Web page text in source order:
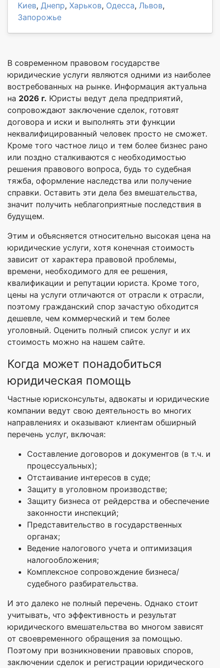
Киев, Днепр, Харьков, Одесса, Львов,
Запорожье
В современном правовом государстве
юридические услуги являются одними из наиболее
востребованных на рынке. Информация актуальна
на 2026 г. Юристы ведут дела предприятий,
сопровождают заключение сделок, готовят
договора и иски и выполнять эти функции
неквалифицированный человек просто не сможет.
Кроме того частное лицо и тем более бизнес рано
или поздно сталкиваются с необходимостью
решения правового вопроса, будь то судебная
тяжба, оформление наследства или получение
справки. Оставить эти дела без вмешательства,
значит получить неблагоприятные последствия в
будущем.
Этим и объясняется относительно высокая цена на
юридические услуги, хотя конечная стоимость
зависит от характера правовой проблемы,
времени, необходимого для ее решения,
квалификации и репутации юриста. Кроме того,
цены на услуги отличаются от отрасли к отрасли,
поэтому гражданский спор зачастую обходится
дешевле, чем коммерческий и тем более
уголовный. Оценить полный список услуг и их
стоимость можно на нашем сайте.
Когда может понадобиться
юридическая помощь
Частные юрисконсульты, адвокаты и юридические
компании ведут свою деятельность во многих
направлениях и оказывают клиентам обширный
перечень услуг, включая:
Составление договоров и документов (в т.ч. и
процессуальных);
Отстаивание интересов в суде;
Защиту в уголовном производстве;
Защиту бизнеса от рейдерства и обеспечение
законности инспекций;
Представительство в государственных
органах;
Ведение налогового учета и оптимизация
налогообложения;
Комплексное сопровождение бизнеса/
судебного разбирательства.
И это далеко не полный перечень. Однако стоит
учитывать, что эффективность и результат
юридического вмешательства во многом зависят
от своевременного обращения за помощью.
Поэтому при возникновении правовых споров,
заключении сделок и регистрации юридического